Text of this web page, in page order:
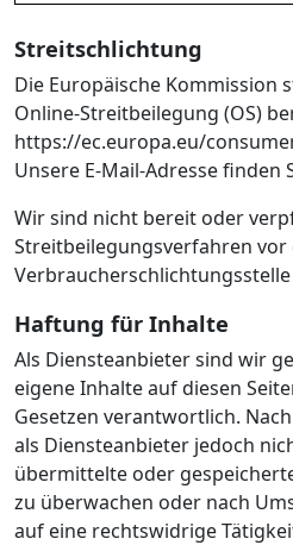
Streitschlichtung
Die Europäische Kommission
Online-Streitbeilegung (OS)
https://ec.europa.eu/
Unsere E-Mail-Adresse finden
Wir sind nicht bereit oder
Streitbeilegungsverfahren vor
Haftung für Inhalte
Als Diensteanbieter sind wir
eigene Inhalte auf diesen
Gesetzen verantwortlich.
als Diensteanbieter jedoch
übermittelte oder
zu überwachen oder nach
auf eine rechtswidrige